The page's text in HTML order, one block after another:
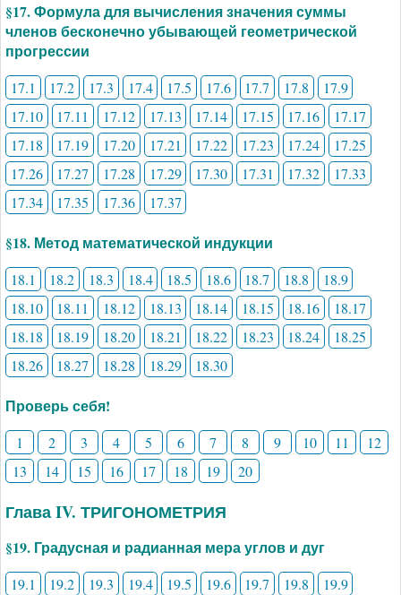
§17. Формула для вычисления значения суммы
членов бесконечно убывающей геометрической
прогрессии
17.1 17.2 17.3 17.4 17.5 17.6 17.7 17.8
17.9
17.10
17.11 17.12 17.13 17.14 17.15 17.16
17.17
17.18
17.19 17.20 17.21 17.22 17.23 17.24
17.25
17.26
17.27 17.28 17.29 17.30 17.31 17.32
17.33
17.34
17.35 17.36 17.37
§18. Метод математической индукции
18.1 18.2 18.3 18.4 18.5 18.6 18.7 18.8
18.9
18.10
18.11 18.12 18.13 18.14 18.15 18.16
18.17
18.18
18.19 18.20 18.21 18.22 18.23 18.24
18.25
18.26
18.27 18.28 18.29 18.30
Проверь себя!
1 2 3 4 5 6 7 8 9 10 11
12
13
14 15 16 17 18 19 20
Глава IV. ТРИГОНОМЕТРИЯ
§19. Градусная и радианная мера углов и дуг
19.1 19.2 19.3 19.4 19.5 19.6 19.7 19.8
19.9